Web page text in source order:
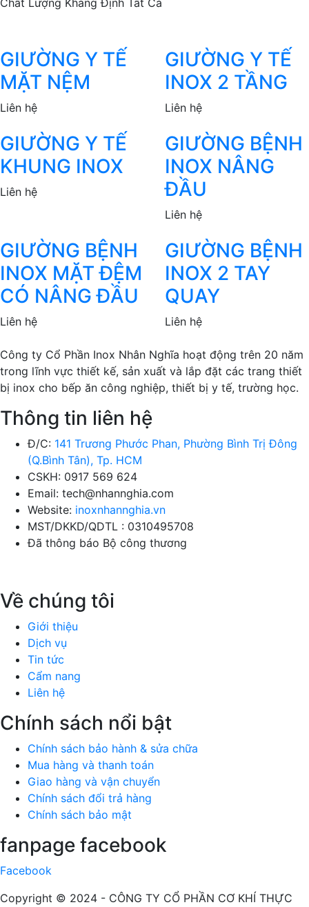
Chất Lượng Khẳng Định Tất Cả
GIƯỜNG Y TẾ
MẶT NỆM
Liên hệ
GIƯỜNG Y TẾ
INOX 2 TẦNG
Liên hệ
GIƯỜNG Y TẾ
KHUNG INOX
Liên hệ
GIƯỜNG BỆNH
INOX NÂNG
ĐẦU
Liên hệ
GIƯỜNG BỆNH
INOX MẶT ĐỆM
CÓ NÂNG ĐẦU
Liên hệ
GIƯỜNG BỆNH
INOX 2 TAY
QUAY
Liên hệ
Công ty Cổ Phần Inox Nhân Nghĩa hoạt động trên 20 năm
trong lĩnh vực thiết kế, sản xuất và lắp đặt các trang thiết
bị inox cho bếp ăn công nghiệp, thiết bị y tế, trường học.
Thông tin liên hệ
Đ/C: 141 Trương Phước Phan, Phường Bình Trị Đông
(Q.Bình Tân), Tp. HCM
CSKH: 0917 569 624
Email: tech@nhannghia.com
Website: inoxnhannghia.vn
MST/DKKD/QDTL : 0310495708
Đã thông báo Bộ công thương
Về chúng tôi
Giới thiệu
Dịch vụ
Tin tức
Cẩm nang
Liên hệ
Chính sách nổi bật
Chính sách bảo hành & sửa chữa
Mua hàng và thanh toán
Giao hàng và vận chuyển
Chính sách đổi trả hàng
Chính sách bảo mật
fanpage facebook
Facebook
Copyright © 2024 - CÔNG TY CỔ PHẦN CƠ KHÍ THỰC